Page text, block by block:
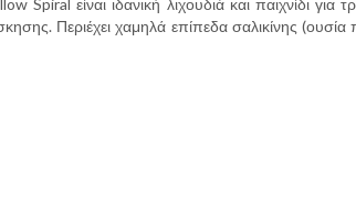
Spiral είναι ιδανική λιχουδιά και παιχνίδι για
Περιέχει χαμηλά επίπεδα σαλικίνης(ουσία